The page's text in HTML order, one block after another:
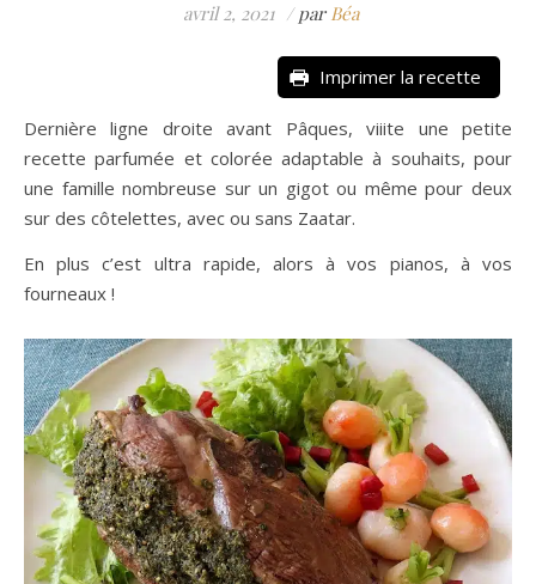
avril 2, 2021 /par Béa
Imprimer la recette
Dernière ligne droite avant Pâques, viiite une petite
recette parfumée et colorée adaptable à souhaits, pour
une famille nombreuse sur un gigot ou même pour deux
sur des côtelettes, avec ou sans Zaatar.
En plus c’est ultra rapide, alors à vos pianos, à vos
fourneaux !